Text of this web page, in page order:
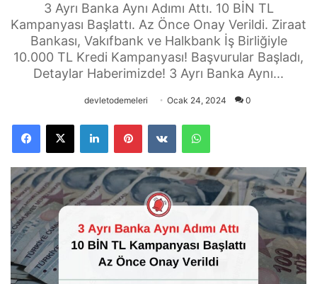
3 Ayrı Banka Aynı Adımı Attı. 10 BİN TL
Kampanyası Başlattı. Az Önce Onay Verildi. Ziraat
Bankası, Vakıfbank ve Halkbank İş Birliğiyle
10.000 TL Kredi Kampanyası! Başvurular Başladı,
Detaylar Haberimizde! 3 Ayrı Banka Aynı...
devletodemeleri Ocak 24, 2024 0